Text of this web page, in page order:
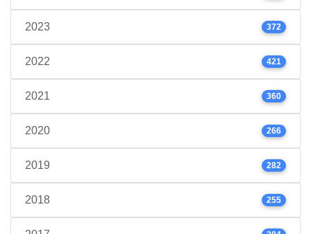
2023 372
2022 421
2021 360
2020 266
2019 282
2018 255